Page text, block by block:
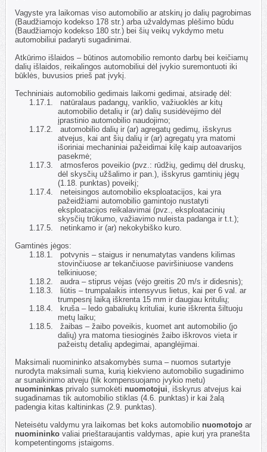
Vagyste yra laikomas viso automobilio ar atskirų jo dalių pagrobimas
(Baudžiamojo kodekso 178 str.) arba užvaldymas plėšimo būdu
(Baudžiamojo kodekso 180 str.) bei šių veikų vykdymo metu
automobiliui padaryti sugadinimai.
Atkūrimo išlaidos – būtinos automobilio remonto darbų bei keičiamų
dalių išlaidos, reikalingos automobiliui dėl įvykio suremontuoti iki
būklės, buvusios prieš pat įvykį.
Techniniais automobilio gedimais laikomi gedimai, atsiradę dėl:
1.17.1.
natūralaus padangų, variklio, važiuoklės ar kitų
automobilio detalių ir (ar) dalių susidėvėjimo dėl
įprastinio automobilio naudojimo;
1.17.2.
automobilio dalių ir (ar) agregatų gedimų, išskyrus
atvejus, kai ant šių dalių ir (ar) agregatų yra matomi
išoriniai mechaniniai pažeidimai kilę kaip autoavarijos
pasekmė;
1.17.3.
atmosferos poveikio (pvz.: rūdžių, gedimų dėl druskų,
dėl skysčių užšalimo ir pan.), išskyrus gamtinių jėgų
(1.18. punktas) poveikį;
1.17.4.
neteisingos automobilio eksploatacijos, kai yra
pažeidžiami automobilio gamintojo nustatyti
eksploatacijos reikalavimai (pvz., eksploatacinių
skysčių trūkumo, važiavimo nuleista padanga ir t.t.);
1.17.5.
netinkamo ir (ar) nekokybiško kuro.
Gamtinės jėgos:
1.18.1.
potvynis – staigus ir nenumatytas vandens kilimas
stovinčiuose ar tekančiuose paviršiniuose vandens
telkiniuose;
1.18.2.
audra – stiprus vėjas (vėjo greitis 20 m/s ir didesnis);
1.18.3.
liūtis – trumpalaikis intensyvus lietus, kai per 6 val. ar
trumpesnį laiką iškrenta 15 mm ir daugiau kritulių;
1.18.4.
kruša – ledo gabaliukų krituliai, kurie iškrenta šiltuoju
metų laiku;
1.18.5.
žaibas – žaibo poveikis, kuomet ant automobilio (jo
dalių) yra matoma tiesioginės žaibo iškrovos vieta ir
pažeistų detalių apdegimai, apanglėjimai.
Maksimali nuomininko atsakomybės suma – nuomos sutartyje
nurodyta maksimali suma, kurią kiekvieno automobilio sugadinimo
ar sunaikinimo atveju (tik kompensuojamo įvykio metu)
nuomininkas privalo sumokėti nuomotojui, išskyrus atvejus kai
sugadinamas tik automobilio stiklas (4.6. punktas) ir kai žalą
padengia kitas kaltininkas (2.9. punktas).
Neteisėtu valdymu yra laikomas bet koks automobilio nuomotojoar
nuomininko valiai prieštaraujantis valdymas, apie kurį yra pranešta
kompetentingoms įstaigoms.